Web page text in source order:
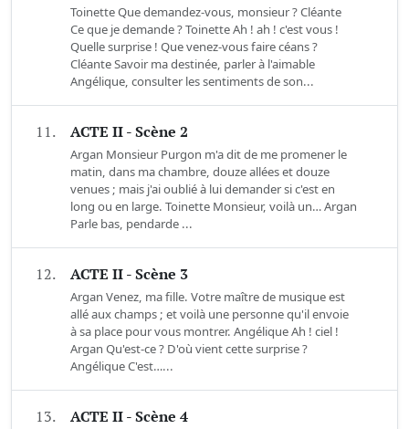
Toinette Que demandez-vous, monsieur ? Cléante
Ce que je demande ? Toinette Ah ! ah ! c'est vous !
Quelle surprise ! Que venez-vous faire céans ?
Cléante Savoir ma destinée, parler à l'aimable
Angélique, consulter les sentiments de son...
11. ACTE II - Scène 2
Argan Monsieur Purgon m'a dit de me promener le
matin, dans ma chambre, douze allées et douze
venues ; mais j'ai oublié à lui demander si c'est en
long ou en large. Toinette Monsieur, voilà un… Argan
Parle bas, pendarde ...
12. ACTE II - Scène 3
Argan Venez, ma fille. Votre maître de musique est
allé aux champs ; et voilà une personne qu'il envoie
à sa place pour vous montrer. Angélique Ah ! ciel !
Argan Qu'est-ce ? D'où vient cette surprise ?
Angélique C'est…...
13. ACTE II - Scène 4